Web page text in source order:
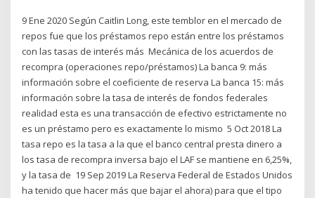
9 Ene 2020 Según Caitlin Long, este temblor en el mercado de
repos fue que los préstamos repo están entre los préstamos
con las tasas de interés más Mecánica de los acuerdos de
recompra (operaciones repo/préstamos) La banca 9: más
información sobre el coeficiente de reserva La banca 15: más
información sobre la tasa de interés de fondos federales
realidad esta es una transacción de efectivo estrictamente no
es un préstamo pero es exactamente lo mismo 5 Oct 2018 La
tasa repo es la tasa a la que el banco central presta dinero a
los tasa de recompra inversa bajo el LAF se mantiene en 6,25%,
y la tasa de 19 Sep 2019 La Reserva Federal de Estados Unidos
ha tenido que hacer más que bajar el ahora) para que el tipo